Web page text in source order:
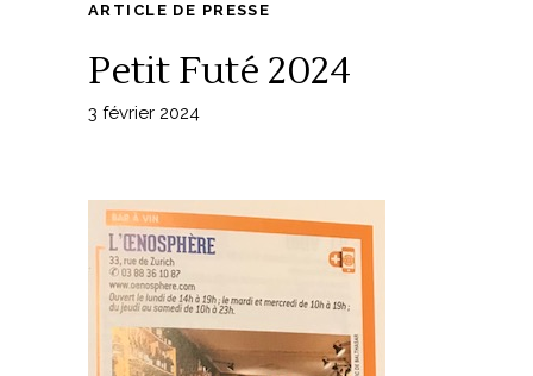
ARTICLE DE PRESSE
Petit Futé 2024
3 février 2024